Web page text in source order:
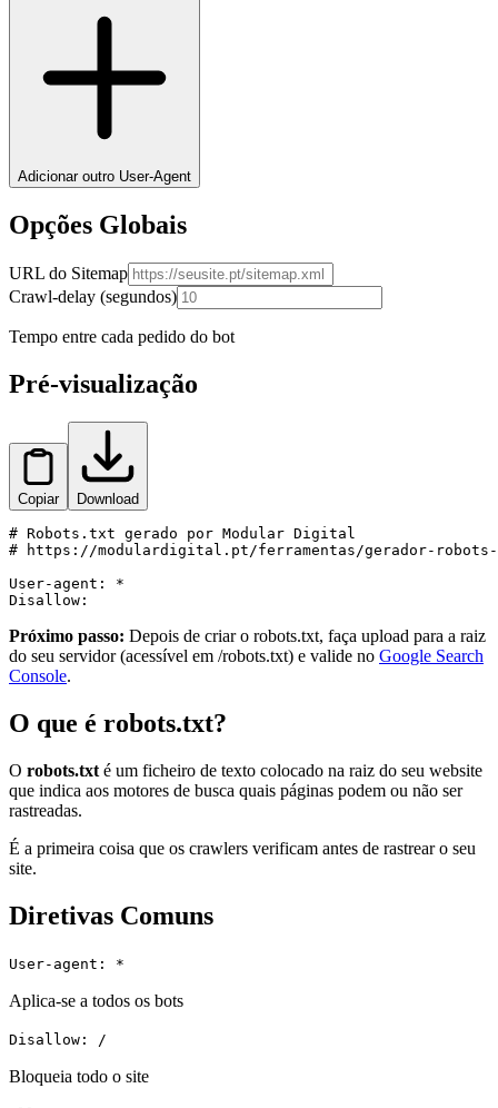
Adicionar outro User-Agent
Opções Globais
URL do Sitemap
Crawl-delay (segundos)
Tempo entre cada pedido do bot
Pré-visualização
Copiar Download
# Robots.txt gerado por Modular Digital
# https://modulardigital.pt/ferramentas/gerador-
User-agent: *
Próximo passo: Depois de criar o robots.txt, faça upload para a raiz
do seu servidor (acessível em /robots.txt) e valide no Google Search
Console.
O que é robots.txt?
O robots.txt é um ficheiro de texto colocado na raiz do seu website
que indica aos motores de busca quais páginas podem ou não ser
rastreadas.
É a primeira coisa que os crawlers verificam antes de rastrear o seu
site.
Diretivas Comuns
User-agent: *
Aplica-se a todos os bots
Disallow: /
Bloqueia todo o site